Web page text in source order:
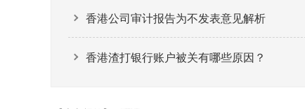
香港公司审计报告为不发表意见解析
香港渣打银行账户被关有哪些原因？